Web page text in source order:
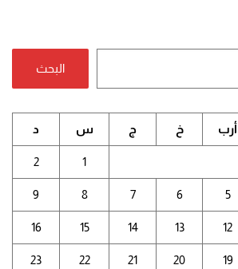
البحث
أرب خ ج س د
1
2
5
6
7
8
9
12
13
14
15
16
19
20
21
22
23